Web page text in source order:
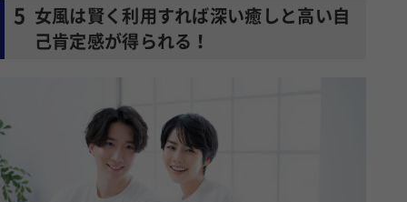
5
女風は賢く利用すれば深い癒しと高い自
己肯定感が得られる！